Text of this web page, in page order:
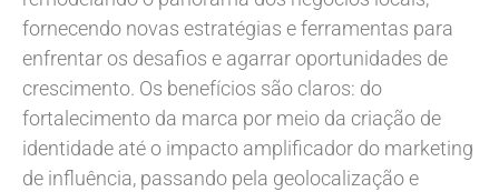
fornecendo novas estratégias e ferramentas para
enfrentar os desafios e agarrar oportunidades de
crescimento. Os benefícios são claros: do
fortalecimento da marca por meio da criação de
identidade até o impacto amplificador do marketing
de influência, passando pela geolocalização e